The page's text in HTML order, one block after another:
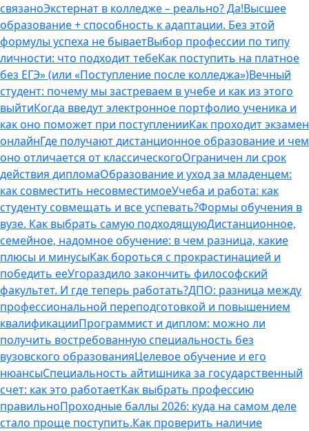
связаноЭкстернат в колледже – реально? Да!Высшее
образование + способность к адаптации. Без этой
формулы успеха не бываетВыбор профессии по типу
личности: что подходит тебеКак поступить на платное
без ЕГЭ» (или «Поступление после колледжа»)Вечный
студент: почему мы застреваем в учебе и как из этого
выйтиКогда введут электронное портфолио ученика и
как оно поможет при поступленииКак проходит экзамен
онлайнГде получают дистанционное образование и чем
оно отличается от классическогоОграничен ли срок
действия дипломаОбразование и уход за младенцем:
как совместить несовместимоеУчеба и работа: как
студенту совмещать и все успевать?Формы обучения в
вузе. Как выбрать самую подходящуюДистанционное,
семейное, надомное обучение: в чем разница, какие
плюсы и минусыКак бороться с прокрастинацией и
победить ееУгораздило закончить философский
факультет. И где теперь работать?ДПО: разница между
профессиональной переподготовкой и повышением
квалификацииПрограммист и диплом: можно ли
получить востребованную специальность без
вузовского образованияЦелевое обучение и его
нюансыСпециальность айтишника за государственный
счет: как это работаетКак выбрать профессию
правильноПроходные баллы 2026: куда на самом деле
стало проще поступить.Как проверить наличие